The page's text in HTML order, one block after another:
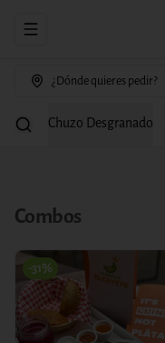
Abrir menu de navegación
¿Dónde quieres pedir?
Chuzo Desgranado
Combos
-31%